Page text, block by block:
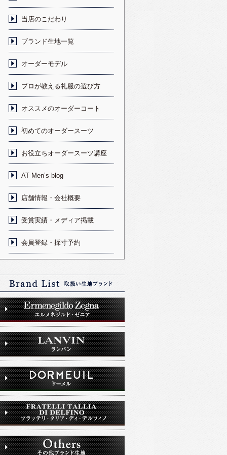
当店のこだわり
ブランド生地一覧
オーダーモデル
プロが教える礼服の選び方
オススメのオーダーコート
初めてのオーダースーツ
お役立ちオーダースーツ講座
AT Men’s blog
店舗情報・会社概要
受賞実績・メディア掲載
会員登録・採寸予約